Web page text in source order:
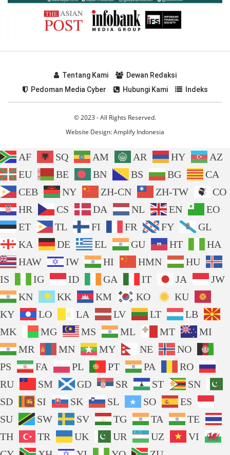
Tentang Kami
Dewan Redaksi
Pedoman Media Cyber
Hubungi Kami Indeks
© 2023 - All Rights Reserved.
Website Design:Amplify Indonesia
AF SQ AM AR HY
AZ
EU
BE BN BS BG
CA
CEB
NY ZH-CN ZH-TW
CO
HR
CS DA NL EN
EO
ET
TL FI FR FY
GL
KA
DE EL GU HT
HA
HAW
IW HI HMN
HU
IS
IG ID GA IT JA
JW
KN
KK KM KO
KU
KY
LO LA LV LT
LB
MK
MG MS ML MT
MI
MR
MN MY NE
NO
PS
FA PL PT PA
RO
RU
SM GD SR ST
SN
SD
SI SK SL SO
ES
SU
SW SV TG TA
TE
TH
TR UK UR UZ
VI